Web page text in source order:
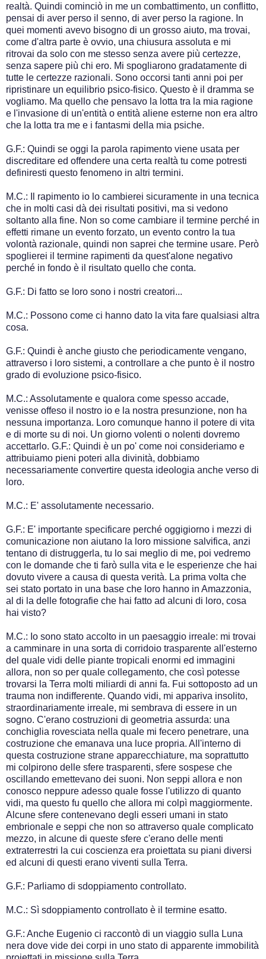
realtà. Quindi cominciò in me un combattimento, un conflitto,
pensai di aver perso il senno, di aver perso la ragione. In
quei momenti avevo bisogno di un grosso aiuto, ma trovai,
come d'altra parte è ovvio, una chiusura assoluta e mi
ritrovai da solo con me stesso senza avere più certezze,
senza sapere più chi ero. Mi spogliarono gradatamente di
tutte le certezze razionali. Sono occorsi tanti anni poi per
ripristinare un equilibrio psico-fisico. Questo è il dramma se
vogliamo. Ma quello che pensavo la lotta tra la mia ragione
e l'invasione di un'entità o entità aliene esterne non era altro
che la lotta tra me e i fantasmi della mia psiche.
G.F.: Quindi se oggi la parola rapimento viene usata per
discreditare ed offendere una certa realtà tu come potresti
definiresti questo fenomeno in altri termini.
M.C.: Il rapimento io lo cambierei sicuramente in una tecnica
che in molti casi dà dei risultati positivi, ma si vedono
soltanto alla fine. Non so come cambiare il termine perché in
effetti rimane un evento forzato, un evento contro la tua
volontà razionale, quindi non saprei che termine usare. Però
spoglierei il termine rapimenti da quest'alone negativo
perché in fondo è il risultato quello che conta.
G.F.: Di fatto se loro sono i nostri creatori...
M.C.: Possono come ci hanno dato la vita fare qualsiasi altra
cosa.
G.F.: Quindi è anche giusto che periodicamente vengano,
attraverso i loro sistemi, a controllare a che punto è il nostro
grado di evoluzione psico-fisico.
M.C.: Assolutamente e qualora come spesso accade,
venisse offeso il nostro io e la nostra presunzione, non ha
nessuna importanza. Loro comunque hanno il potere di vita
e di morte su di noi. Un giorno volenti o nolenti dovremo
accettarlo. G.F.: Quindi è un po' come noi consideriamo e
attribuiamo pieni poteri alla divinità, dobbiamo
necessariamente convertire questa ideologia anche verso di
loro.
M.C.: E' assolutamente necessario.
G.F.: E' importante specificare perché oggigiorno i mezzi di
comunicazione non aiutano la loro missione salvifica, anzi
tentano di distruggerla, tu lo sai meglio di me, poi vedremo
con le domande che ti farò sulla vita e le esperienze che hai
dovuto vivere a causa di questa verità. La prima volta che
sei stato portato in una base che loro hanno in Amazzonia,
al di la delle fotografie che hai fatto ad alcuni di loro, cosa
hai visto?
M.C.: Io sono stato accolto in un paesaggio irreale: mi trovai
a camminare in una sorta di corridoio trasparente all'esterno
del quale vidi delle piante tropicali enormi ed immagini
allora, non so per quale collegamento, che così potesse
trovarsi la Terra molti miliardi di anni fa. Fui sottoposto ad un
trauma non indifferente. Quando vidi, mi appariva insolito,
straordinariamente irreale, mi sembrava di essere in un
sogno. C'erano costruzioni di geometria assurda: una
conchiglia rovesciata nella quale mi fecero penetrare, una
costruzione che emanava una luce propria. All'interno di
questa costruzione strane apparecchiature, ma soprattutto
mi colpirono delle sfere trasparenti, sfere sospese che
oscillando emettevano dei suoni. Non seppi allora e non
conosco neppure adesso quale fosse l'utilizzo di quanto
vidi, ma questo fu quello che allora mi colpì maggiormente.
Alcune sfere contenevano degli esseri umani in stato
embrionale e seppi che non so attraverso quale complicato
mezzo, in alcune di queste sfere c'erano delle menti
extraterrestri la cui coscienza era proiettata su piani diversi
ed alcuni di questi erano viventi sulla Terra.
G.F.: Parliamo di sdoppiamento controllato.
M.C.: Sì sdoppiamento controllato è il termine esatto.
G.F.: Anche Eugenio ci raccontò di un viaggio sulla Luna
nera dove vide dei corpi in uno stato di apparente immobilità